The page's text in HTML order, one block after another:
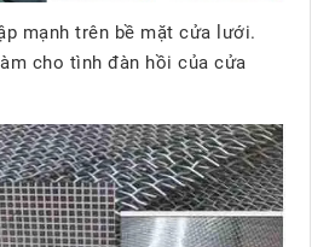
mạnh trên bề mặt cửa lưới.
cho tình đàn hồi của cửa